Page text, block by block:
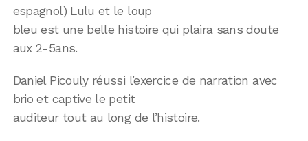
espagnol) Lulu et le loup
bleu est une belle histoire qui plaira sans doute
aux 2-5ans.
Daniel Picouly réussi l’exercice de narration avec
brio et captive le petit
auditeur tout au long de l’histoire.